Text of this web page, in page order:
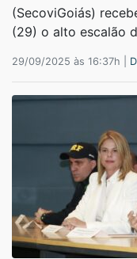
(SecoviGoiás)
(29) o alto escalão
29/09/2025 às 16:37h |